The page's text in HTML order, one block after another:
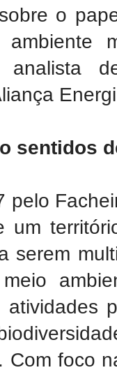
o
analista
sentidos
pelo
um
serem
atividades
Com foco